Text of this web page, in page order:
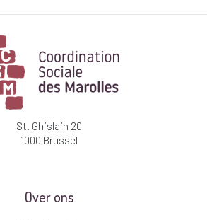
St. Ghislain 20
1000 Brussel
Over ons